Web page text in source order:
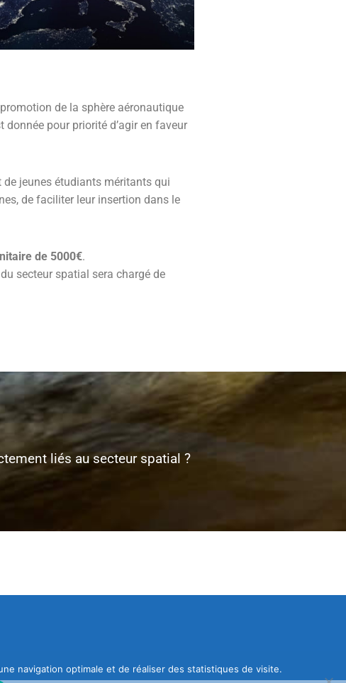
de la sphère aéronautique
pour priorité d’agir en faveur
de jeunes étudiants méritants qui
de faciliter leur insertion dans le
de 5000€.
secteur spatial sera chargé de
liés au secteur spatial ?
navigation optimale et de réaliser des statistiques de visite.